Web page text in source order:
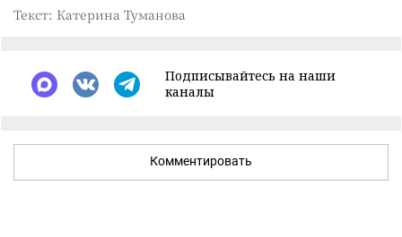
Текст: Катерина Туманова
Подписывайтесь на наши
каналы
Комментировать